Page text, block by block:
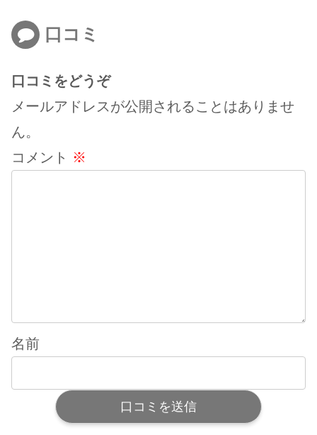
口コミ
口コミをどうぞ
メールアドレスが公開されることはありませ
ん。
コメント ※
名前